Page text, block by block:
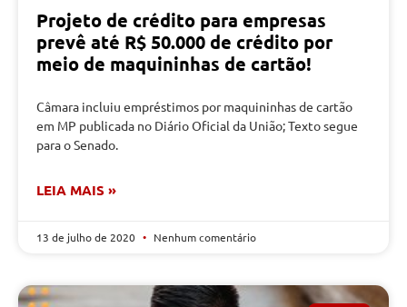
Projeto de crédito para empresas
prevê até R$ 50.000 de crédito por
meio de maquininhas de cartão!
Câmara incluiu empréstimos por maquininhas de cartão
em MP publicada no Diário Oficial da União; Texto segue
para o Senado.
LEIA MAIS »
13 de julho de 2020 Nenhum comentário